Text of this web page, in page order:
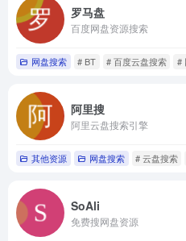
罗马盘
百度网盘资源搜索
网盘搜索 # BT # 百度云盘搜索 #
阿里搜
阿里云盘搜索引擎
其他资源 网盘搜索 # 云盘搜索
SoAli
免费搜网盘资源